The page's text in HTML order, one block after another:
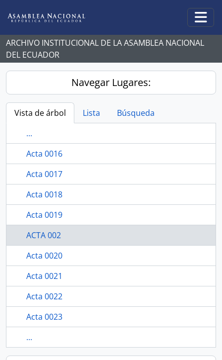
ARCHIVO INSTITUCIONAL DE LA ASAMBLEA NACIONAL
DEL ECUADOR
Navegar Lugares:
Vista de árbol Lista
Búsqueda
...
Acta 0016
Acta 0017
Acta 0018
Acta 0019
ACTA 002
Acta 0020
Acta 0021
Acta 0022
Acta 0023
...